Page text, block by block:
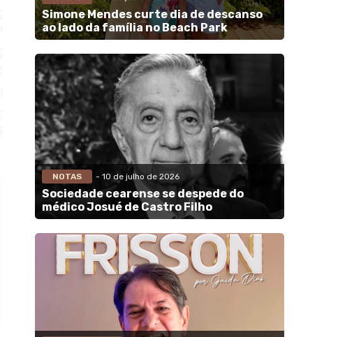
Simone Mendes curte dia de descanso
ao lado da família no Beach Park
NOTAS - 10 de julho de 2026
Sociedade cearense se despede do
médico Josué de Castro Filho